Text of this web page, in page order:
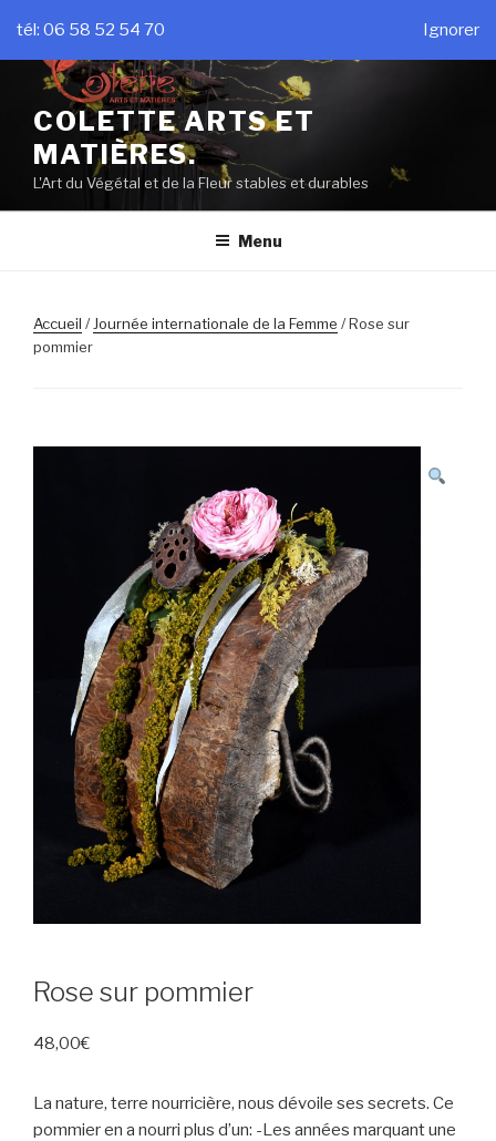
contenu
principal
COLETTE ARTS ET
MATIÈRES.
L'Art du Végétal et de la Fleur stables et durables
Menu
Accueil /Journée internationale de la Femme / Rose sur
pommier
Rose sur pommier
48,00€
La nature, terre nourricière, nous dévoile ses secrets. Ce
pommier en a nourri plus d’un: -Les années marquant une
tél: 06 58 52 54 70 Ignorer